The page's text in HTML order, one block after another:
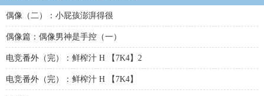
偶像（二）：小屁孩澎湃得很
偶像篇：偶像男神是手控（一）
电竞番外（完）：鲜榨汁 H 【7K4】2
电竞番外（完）：鲜榨汁 H 【7K4】